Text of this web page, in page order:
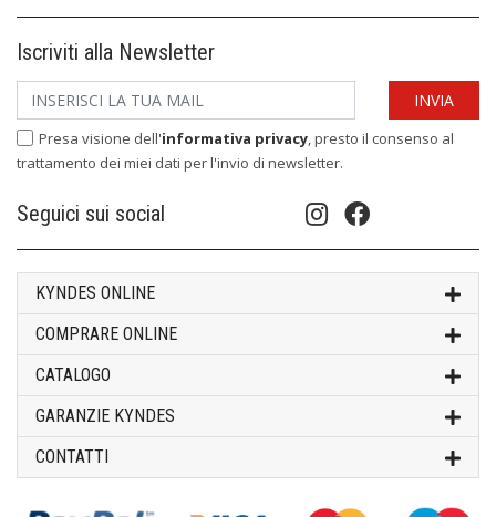
Iscriviti alla Newsletter
Presa visione dell'informativa privacy, presto il consenso al
trattamento dei miei dati per l'invio di newsletter.
Seguici sui social
KYNDES ONLINE
COMPRARE ONLINE
CATALOGO
GARANZIE KYNDES
CONTATTI